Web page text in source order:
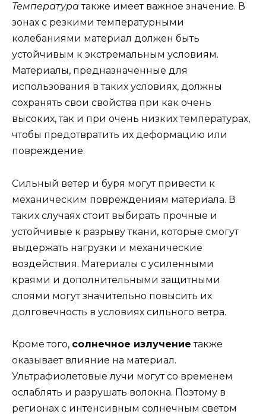
Температуратакже имеет важное значение. В
зонах с резкими температурными
колебаниями материал должен быть
устойчивым к экстремальным условиям.
Материалы, предназначенные для
использования в таких условиях, должны
сохранять свои свойства при как очень
высоких, так и при очень низких температурах,
чтобы предотвратить их деформацию или
повреждение.
Сильный ветер и буря могут привести к
механическим повреждениям материала. В
таких случаях стоит выбирать прочные и
устойчивые к разрыву ткани, которые смогут
выдержать нагрузки и механические
воздействия. Материалы с усиленными
краями и дополнительными защитными
слоями могут значительно повысить их
долговечность в условиях сильного ветра.
Кроме того, солнечное излучение также
оказывает влияние на материал.
Ультрафиолетовые лучи могут со временем
ослаблять и разрушать волокна. Поэтому в
регионах с интенсивным солнечным светом